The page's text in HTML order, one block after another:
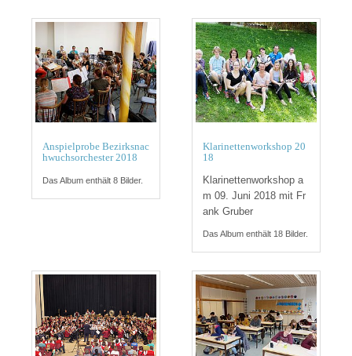
Anspielprobe Bezirksnac
hwuchsorchester 2018
Das Album enthält 8 Bilder.
Klarinettenworkshop 20
18
Klarinettenworkshop a
m 09. Juni 2018 mit Fr
ank Gruber
Das Album enthält 18 Bilder.